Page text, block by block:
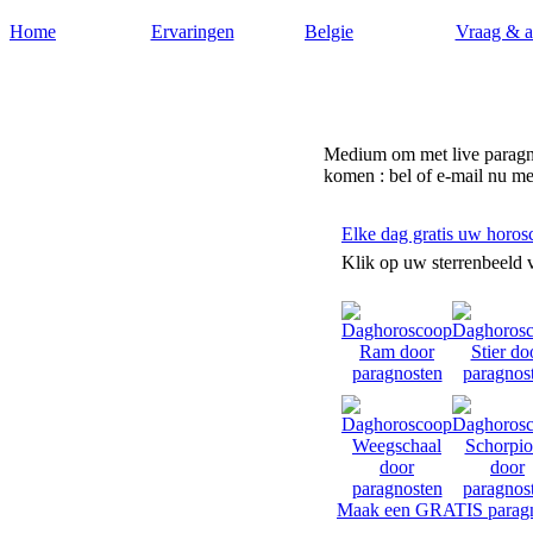
Home Ervaringen Belgie Vraag &
Medium om met live
komen : bel of e-mail nu
Elke dag gratis uw
Klik op uw sterrenbeeld
Maak een GRATIS